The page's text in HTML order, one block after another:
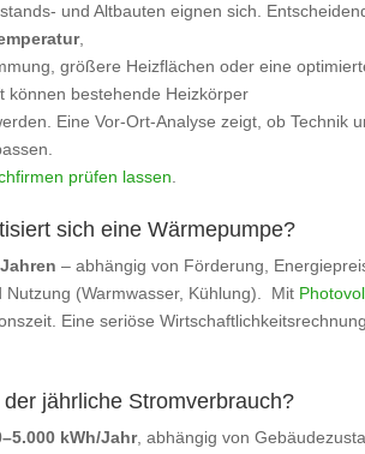
und Altbauten eignen sich.
,
größere Heizflächen oder eine
können bestehende Heizkörper
Eine Vor-Ort‑Analyse zeigt, ob Technik
prüfen lassen.
sich eine Wärmepumpe?
– abhängig von Förderung,
Nutzung (Warmwasser, Kühlung). Mit
Eine seriöse
der jährliche Stromverbrauch?
kWh/Jahr, abhängig von